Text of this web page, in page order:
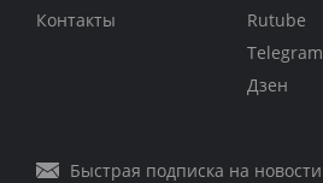
Контакты
Rutube
Telegram
Дзен
Быстрая подписка на новости